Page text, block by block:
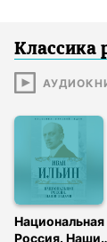
Классика
Национальная
Россия. Наши